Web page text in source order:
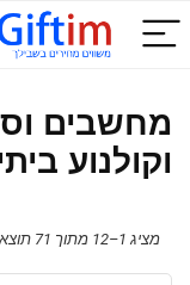
מחשבים
וקולנוע
מציג 1–12 מתוך 71 תוצאות